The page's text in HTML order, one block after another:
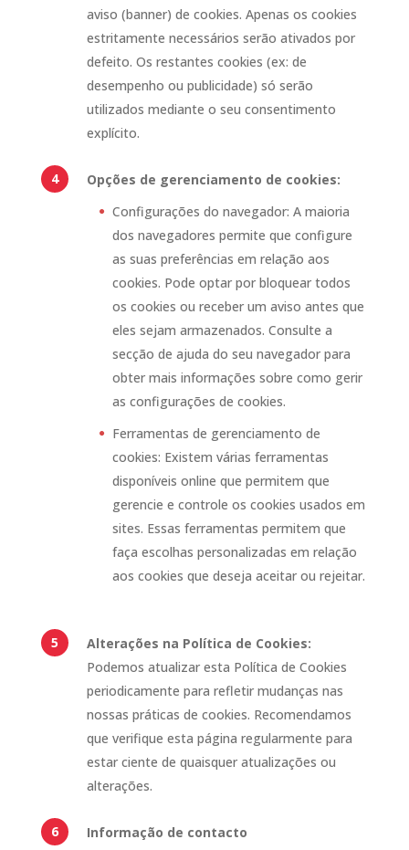
aviso (banner) de cookies. Apenas os cookies
estritamente necessários serão ativados por
defeito. Os restantes cookies (ex: de
desempenho ou publicidade) só serão
utilizados mediante o seu consentimento
explícito.
Opções de gerenciamento de cookies:
Configurações do navegador: A maioria
dos navegadores permite que configure
as suas preferências em relação aos
cookies. Pode optar por bloquear todos
os cookies ou receber um aviso antes que
eles sejam armazenados. Consulte a
secção de ajuda do seu navegador para
obter mais informações sobre como gerir
as configurações de cookies.
Ferramentas de gerenciamento de
cookies: Existem várias ferramentas
disponíveis online que permitem que
gerencie e controle os cookies usados em
sites. Essas ferramentas permitem que
faça escolhas personalizadas em relação
aos cookies que deseja aceitar ou rejeitar.
Alterações na Política de Cookies:
Podemos atualizar esta Política de Cookies
periodicamente para refletir mudanças nas
nossas práticas de cookies. Recomendamos
que verifique esta página regularmente para
estar ciente de quaisquer atualizações ou
alterações.
Informação de contacto